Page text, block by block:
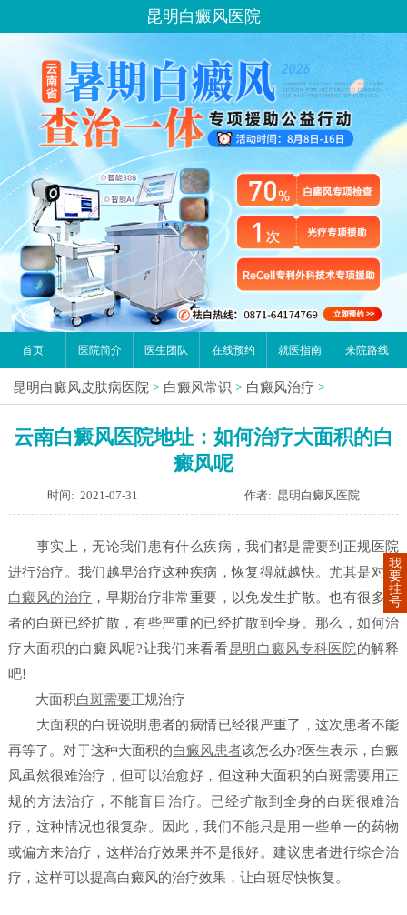
昆明白癜风医院
首页 医院简介 医生团队 在线预约 就医指南 来院路线
昆明白癜风皮肤病医院 > 白癜风常识 > 白癜风治疗 >
云南白癜风医院地址：如何治疗大面积的白
癜风呢
时间: 2021-07-31 作者: 昆明白癜风医院
事实上，无论我们患有什么疾病，我们都是需要到正规医院
进行治疗。我们越早治疗这种疾病，恢复得就越快。尤其是对于
白癜风的治疗 ，早期治疗非常重要，以免发生扩散。也有很多患
者的白斑已经扩散，有些严重的已经扩散到全身。那么，如何治
疗大面积的白癜风呢?让我们来看看昆明白癜风专科医院的解释
吧!
大面积白斑需要正规治疗
大面积的白斑说明患者的病情已经很严重了，这次患者不能
再等了。对于这种大面积的白癜风患者该怎么办?医生表示，白癜
风虽然很难治疗，但可以治愈好，但这种大面积的白斑需要用正
规的方法治疗，不能盲目治疗。已经扩散到全身的白斑很难治
疗，这种情况也很复杂。因此，我们不能只是用一些单一的药物
或偏方来治疗，这样治疗效果并不是很好。建议患者进行综合治
疗，这样可以提高白癜风的治疗效果，让白斑尽快恢复。
我
要
挂
号